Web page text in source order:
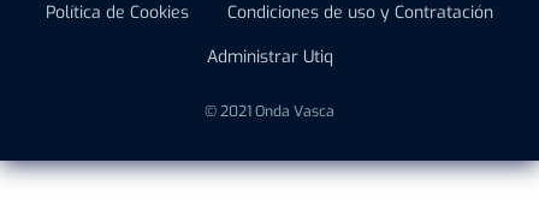
Política de Cookies
Condiciones de uso y Contratación
Administrar Utiq
© 2021 Onda Vasca